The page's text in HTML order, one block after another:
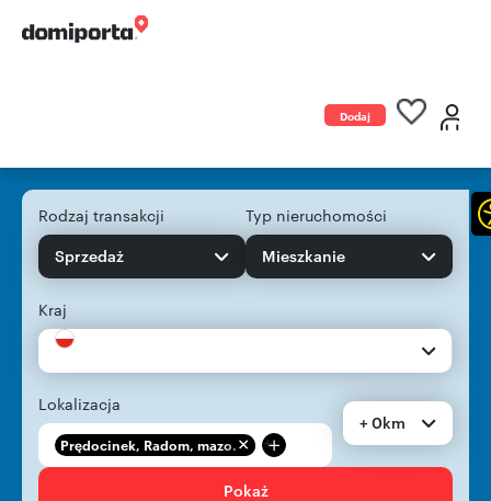
Dodaj
Rodzaj transakcji
Sprzedaż
Typ nieruchomości
Mieszkanie
Kraj
Lokalizacja
Prędocinek, Radom, mazo... +
+ 0km
Pokaż